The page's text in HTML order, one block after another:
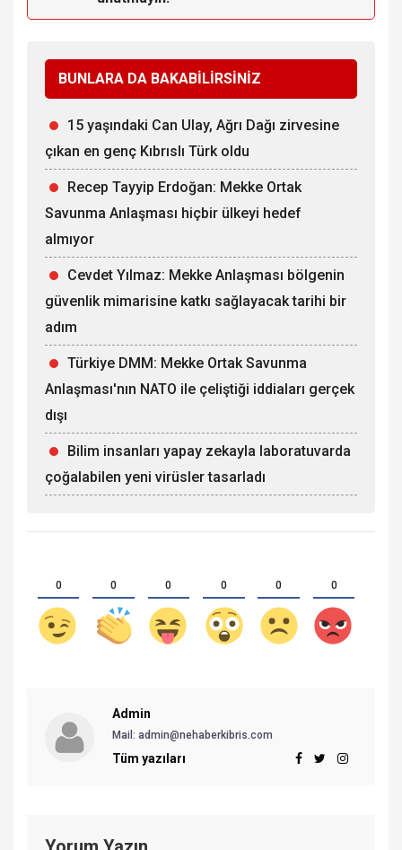
BUNLARA DA BAKABİLİRSİNİZ
15 yaşındaki Can Ulay, Ağrı Dağı zirvesine
çıkan en genç Kıbrıslı Türk oldu
Recep Tayyip Erdoğan: Mekke Ortak
Savunma Anlaşması hiçbir ülkeyi hedef
almıyor
Cevdet Yılmaz: Mekke Anlaşması bölgenin
güvenlik mimarisine katkı sağlayacak tarihi bir
adım
Türkiye DMM: Mekke Ortak Savunma
Anlaşması'nın NATO ile çeliştiği iddiaları gerçek
dışı
Bilim insanları yapay zekayla laboratuvarda
çoğalabilen yeni virüsler tasarladı
0 0 0 0 0 0
Admin
Mail: admin@nehaberkibris.com
Tüm yazıları